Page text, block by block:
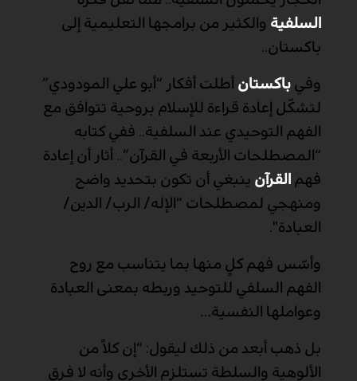
السلفية والكثير من برامجها التعليمية إلى
باكستان..
وفي باكستان أطلت أفكار “أبو علي المودودي”
لتشكّل إعادة قراءة للإسلام بروحية تتوافق مع
الفهم التوحيدي عند السلفية.. ففي كتابه
“المصطلحات الأربعة في القرآن”.. أثار أن إعادة
فهم القرآن ينبغي أن تكون بتحديد واضح
ومنهجي لمصطلحات “الإله/ الرب/ الدين/
العبادة".
وأسّس فهم كلٍ منها بما يتناسب مع روح
الفهم السلفي للتوحيد وربطه بمعنى العبادة
وعواملها النفسية…
بل ذهب أبعد من ذلك ليقول: “إن كلاً من
الألوهية والسلطة تستلزم الأخرى وأنه لا فرق